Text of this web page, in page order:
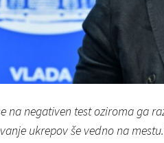
na negativen test oziroma ga
ukrepov še vedno na